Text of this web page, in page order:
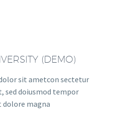
(DEMO)
sit ametcon sectetur
sed doiusmod tempor
dolore magna